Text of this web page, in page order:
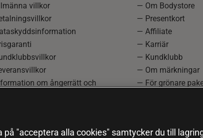
villkor
om ångerrätt och
— Om Bodystore
— Presentkort
— Affiliate
— Karriär
— Kundklubb
— Om märkningar
— För grönare
på "acceptera alla cookies" samtycker du till